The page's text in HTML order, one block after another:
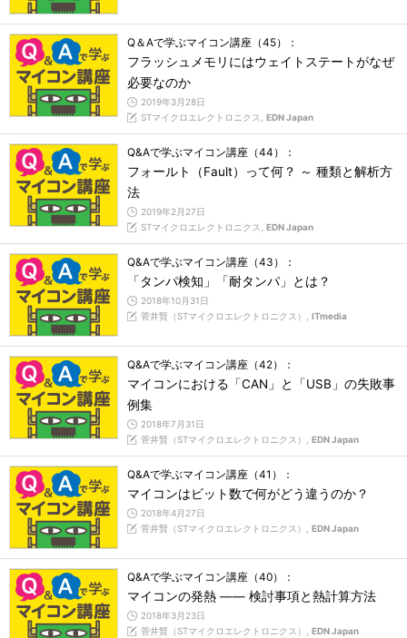
Q＆Aで学ぶマイコン講座（45）：
フラッシュメモリにはウェイトステートがなぜ
必要なのか
2019年3月28日
STマイクロエレクトロニクス, EDN Japan
Q&Aで学ぶマイコン講座（44）：
フォールト（Fault）って何？ ～ 種類と解析方
法
2019年2月27日
STマイクロエレクトロニクス, EDN Japan
Q&Aで学ぶマイコン講座（43）：
「タンパ検知」「耐タンパ」とは？
2018年10月31日
菅井賢（STマイクロエレクトロニクス）, ITmedia
Q&Aで学ぶマイコン講座（42）：
マイコンにおける「CAN」と「USB」の失敗事
例集
2018年7月31日
菅井賢（STマイクロエレクトロニクス）, EDN Japan
Q&Aで学ぶマイコン講座（41）：
マイコンはビット数で何がどう違うのか？
2018年4月27日
菅井賢（STマイクロエレクトロニクス）, EDN Japan
Q&Aで学ぶマイコン講座（40）：
マイコンの発熱 ―― 検討事項と熱計算方法
2018年3月23日
菅井賢（STマイクロエレクトロニクス）, EDN Japan